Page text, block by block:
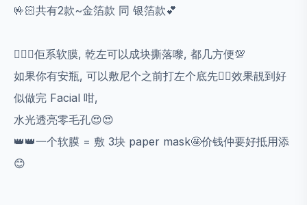
🤟🏻共有2款~金箔款 同 银箔款💕
💁🏻‍♀️佢系软膜, 乾左可以成块撕落嚟, 都几方便💯
如果你有安瓶, 可以敷尼个之前打左个底先👍🏻效果靚到好
似做完 Facial 咁,
水光透亮零毛孔😍😍
👑👑一个软膜 = 敷 3块 paper mask🤩价钱仲要好抵用添
😊